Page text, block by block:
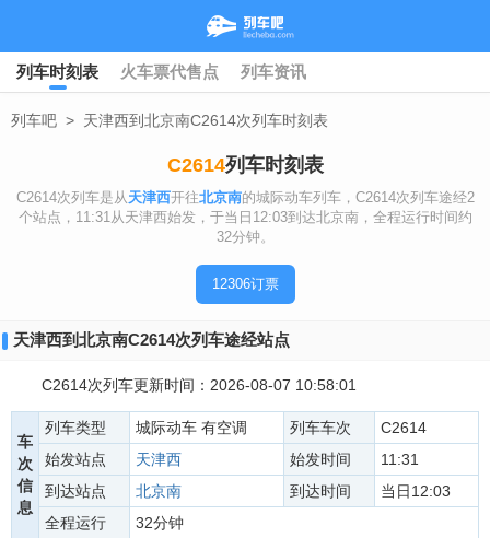
列车时刻表 火车票代售点 列车资讯
列车吧 > 天津西到北京南C2614次列车时刻表
C2614列车时刻表
C2614次列车是从天津西开往北京南的城际动车列车，C2614次列车途经2
个站点，11:31从天津西始发，于当日12:03到达北京南，全程运行时间约
32分钟。
12306订票
天津西到北京南C2614次列车途经站点
C2614次列车更新时间：2026-08-07 10:58:01
车
次
信
息
列车类型 城际动车 有空调 列车车次
C2614
始发站点
天津西 始发时间
11:31
到达站点
北京南 到达时间
当日12:03
全程运行
32分钟